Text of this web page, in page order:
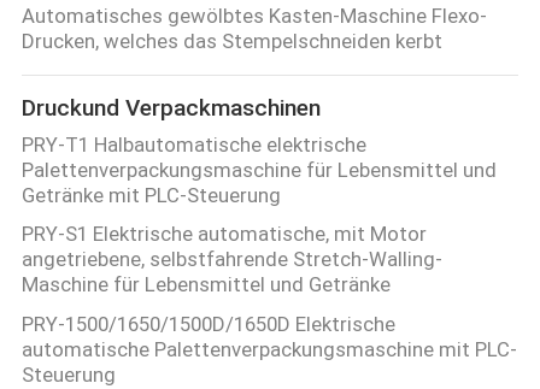
Automatisches gewölbtes Kasten-Maschine Flexo-
Drucken, welches das Stempelschneiden kerbt
Druckund Verpackmaschinen
PRY-T1 Halbautomatische elektrische
Palettenverpackungsmaschine für Lebensmittel und
Getränke mit PLC-Steuerung
PRY-S1 Elektrische automatische, mit Motor
angetriebene, selbstfahrende Stretch-Walling-
Maschine für Lebensmittel und Getränke
PRY-1500/1650/1500D/1650D Elektrische
automatische Palettenverpackungsmaschine mit PLC-
Steuerung